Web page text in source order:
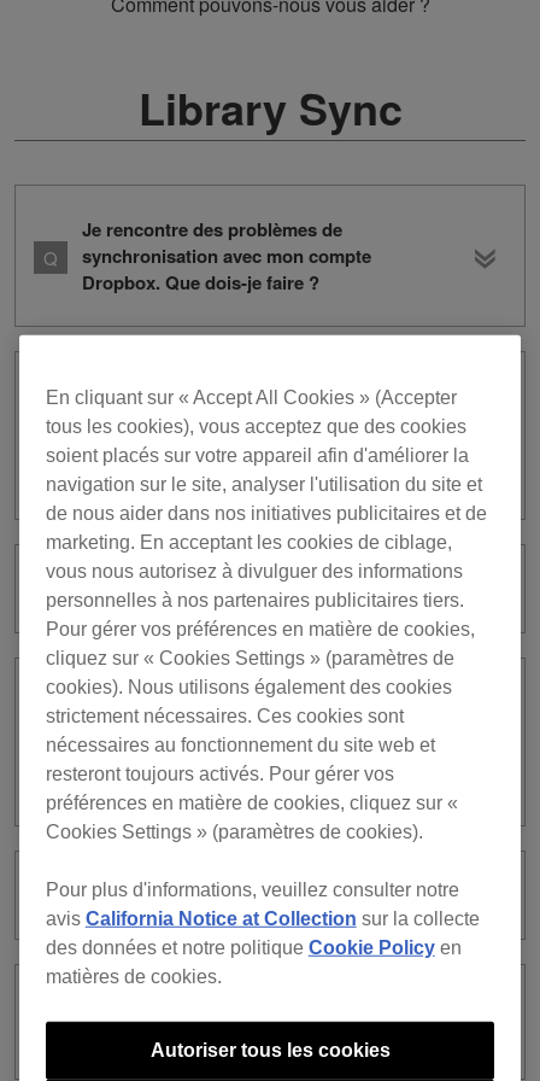
Library Sync
Je rencontre des problèmes de
synchronisation avec mon compte
Dropbox. Que dois-je faire ?
Lorsque je synchronisais plusieurs
dispositifs à l’aide de Cloud Library
Sync, le même morceau s’affichait
deux fois dans la liste des morceaux.
Qu’est-ce que Cloud Library Sync ?
Après le chargement d’un morceau via
rekordbox, je ne parviens pas à lire le
morceau avec l’application
iTunes/Apple Music.
Qu’est-ce que Library Sync ?
En cliquant sur « Accept All Cookies » (Accepter
tous les cookies), vous acceptez que des cookies
soient placés sur votre appareil afin d'améliorer la
navigation sur le site, analyser l'utilisation du site et
de nous aider dans nos initiatives publicitaires et de
marketing. En acceptant les cookies de ciblage,
vous nous autorisez à divulguer des informations
personnelles à nos partenaires publicitaires tiers.
Pour gérer vos préférences en matière de cookies,
cliquez sur « Cookies Settings » (paramètres de
cookies). Nous utilisons également des cookies
strictement nécessaires. Ces cookies sont
nécessaires au fonctionnement du site web et
resteront toujours activés. Pour gérer vos
préférences en matière de cookies, cliquez sur «
Cookies Settings » (paramètres de cookies).
Pour plus d'informations, veuillez consulter notre
avis California Notice at Collection sur la collecte
des données et notre politique Cookie Policyen
matières de cookies.
Autoriser tous les cookies